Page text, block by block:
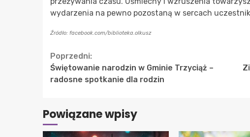
wydarzenia na pewno pozostaną w sercach
Źródło: facebook.com/biblioteka.olkusz
Continue
Reading
Poprzedni:
Świętowanie narodzin w Gminie Trzyciąż –
radosne spotkanie dla rodzin
Powiązane wpisy